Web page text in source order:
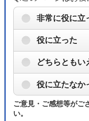
非常に役に立
役に立った
どちらともい
役に立たなか
ご意見・ご感想等がご
い。